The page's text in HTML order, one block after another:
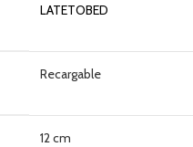
LATETOBED
Recargable
12 cm